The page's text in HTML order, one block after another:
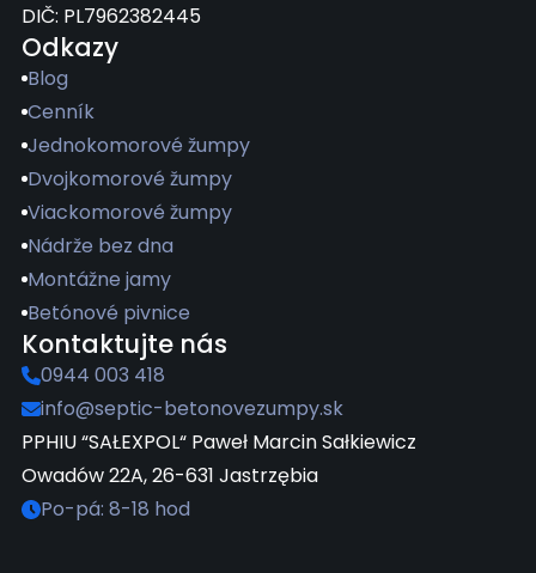
DIČ: PL7962382445
Odkazy
Blog
Cenník
Jednokomorové žumpy
Dvojkomorové žumpy
Viackomorové žumpy
Nádrže bez dna
Montážne jamy
Betónové pivnice
Kontaktujte nás
0944 003 418
info@septic-betonovezumpy.sk
PPHIU “SAŁEXPOL“ Paweł Marcin Sałkiewicz
Owadów 22A, 26-631 Jastrzębia
Po-pá: 8-18 hod